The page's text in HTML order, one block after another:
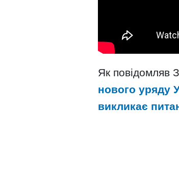
Як повідомляв
нового уряду
викликає